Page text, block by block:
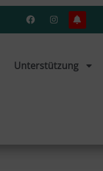
Unterstützung